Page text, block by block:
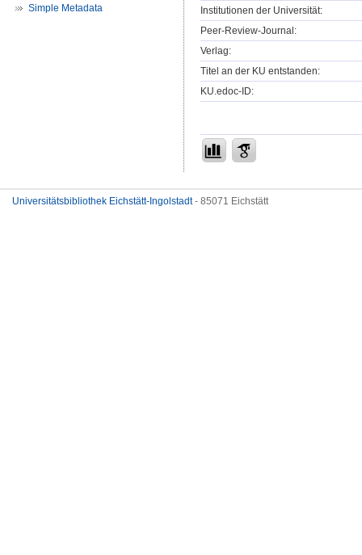
Simple Metadata
Institutionen der Universität:
Peer-Review-Journal:
Verlag:
Titel an der KU entstanden:
KU.edoc-ID:
Universitätsbibliothek Eichstätt-Ingolstadt- 85071 Eichstätt